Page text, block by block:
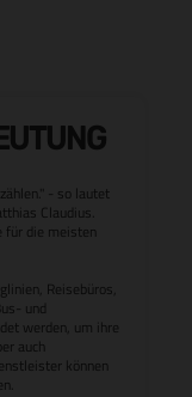
- so lautet
Claudius.
für die meisten
Reisebüros,
und
werden, um ihre
auch
können